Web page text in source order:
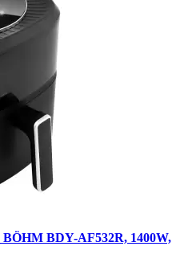
BDY-AF532R, 1400W,